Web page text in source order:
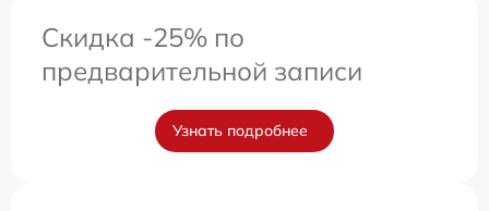
Скидка -25% по
предварительной записи
Узнать подробнее